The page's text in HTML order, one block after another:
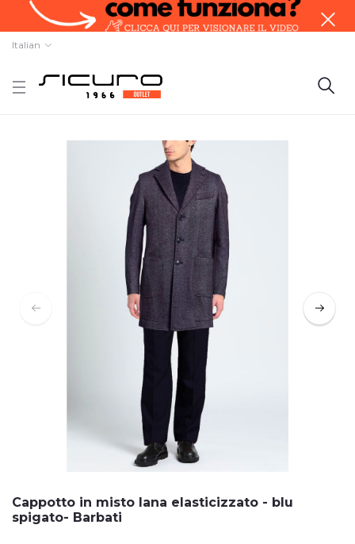
Italian
Cappotto in misto lana elasticizzato - blu
spigato- Barbati